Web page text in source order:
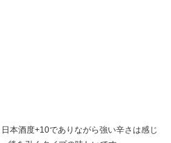
本酒度+10でありながら強い辛さは感じ